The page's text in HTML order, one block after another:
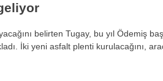
belirten Tugay, bu yıl Ödemiş
İki yeni asfalt plenti kurulacağını,